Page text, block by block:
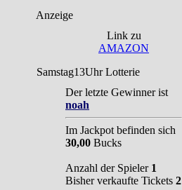
Anzeige
Link zu
AMAZON
Samstag13Uhr Lotterie
Der letzte Gewinner ist
noah
Im Jackpot befinden sich
30,00 Bucks
Anzahl der Spieler 1
Bisher verkaufte Tickets 2